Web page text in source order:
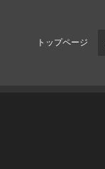
トップページ